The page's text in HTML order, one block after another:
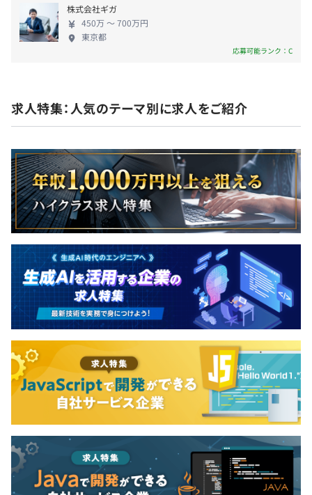
■青山学院大学理工学部電気電子工学科卒業。
■大学卒業後すぐにインテリアデザイン会社の立ち上げに
技術責任者として参画し、内装／インテリアのVR開発、
発をおこなう。また、開発エンジニアとしてだけでなく、
プロジェクトマネジャ０としてアプリケーションの設計や
■現在は株式会社Toursで、リードソフトウェアエンジニ
アとしてモバイル／Webアプリケーションのフロントエ
ンド開発、ARアプリのPOC開発をおこなう。
3カ月（条件などの変更はありません）
株式会社ギガ
450万 〜 700万円
東京都
応募可能ランク：C
求人特集：人気のテーマ別に求人をご紹介